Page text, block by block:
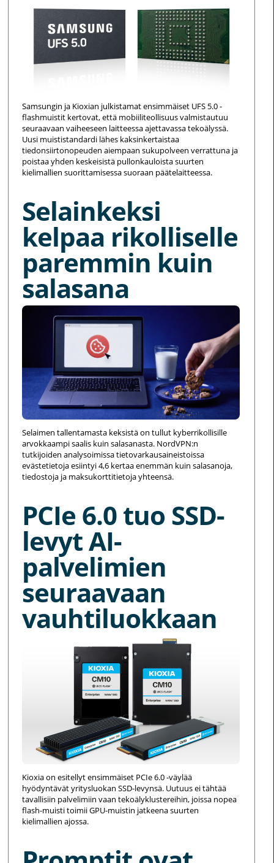
Samsungin ja Kioxian julkistamat ensimmäiset UFS 5.0 -
flashmuistit kertovat, että mobiiliteollisuus valmistautuu
seuraavaan vaiheeseen laitteessa ajettavassa tekoälyssä.
Uusi muististandardi lähes kaksinkertaistaa
tiedonsiirtonopeuden aiempaan sukupolveen verrattuna ja
poistaa yhden keskeisistä pullonkauloista suurten
kielimallien suorittamisessa suoraan päätelaitteessa.
Selainkeksi
kelpaa rikolliselle
paremmin kuin
salasana
Selaimen tallentamasta keksistä on tullut kyberrikollisille
arvokkaampi saalis kuin salasanasta. NordVPN:n
tutkijoiden analysoimissa tietovarkausaineistoissa
evästetietoja esiintyi 4,6 kertaa enemmän kuin salasanoja,
tiedostoja ja maksukorttitietoja yhteensä.
PCIe 6.0 tuo SSD-
levyt AI-
palvelimien
seuraavaan
vauhtiluokkaan
Kioxia on esitellyt ensimmäiset PCIe 6.0 -väylää
hyödyntävät yritysluokan SSD-levynsä. Uutuus ei tähtää
tavallisiin palvelimiin vaan tekoälyklustereihin, joissa nopea
flash-muisti toimii GPU-muistin jatkeena suurten
kielimallien ajossa.